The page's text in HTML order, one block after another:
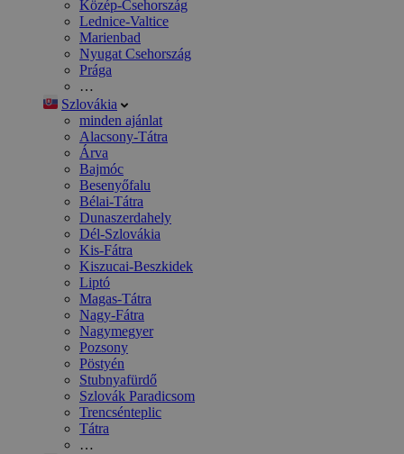
Közép-Csehország
Lednice-Valtice
Marienbad
Nyugat Csehország
Prága
…
Szlovákia
minden ajánlat
Alacsony-Tátra
Árva
Bajmóc
Besenyőfalu
Bélai-Tátra
Dunaszerdahely
Dél-Szlovákia
Kis-Fátra
Kiszucai-Beszkidek
Liptó
Magas-Tátra
Nagy-Fátra
Nagymegyer
Pozsony
Pöstyén
Stubnyafürdő
Szlovák Paradicsom
Trencsénteplic
Tátra
…